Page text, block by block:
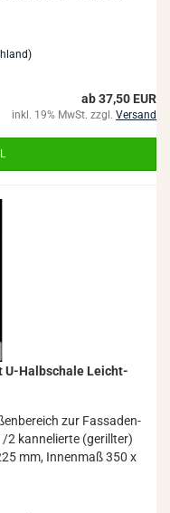
ab 37,50 EUR
inkl. 19% MwSt. zzgl. Versand
U-​Halb­scha­le Leicht­
zur Fas­sa­den­
2 kan­ne­lier­te (ge­rill­ter)
mm, In­nen­maß 350 x